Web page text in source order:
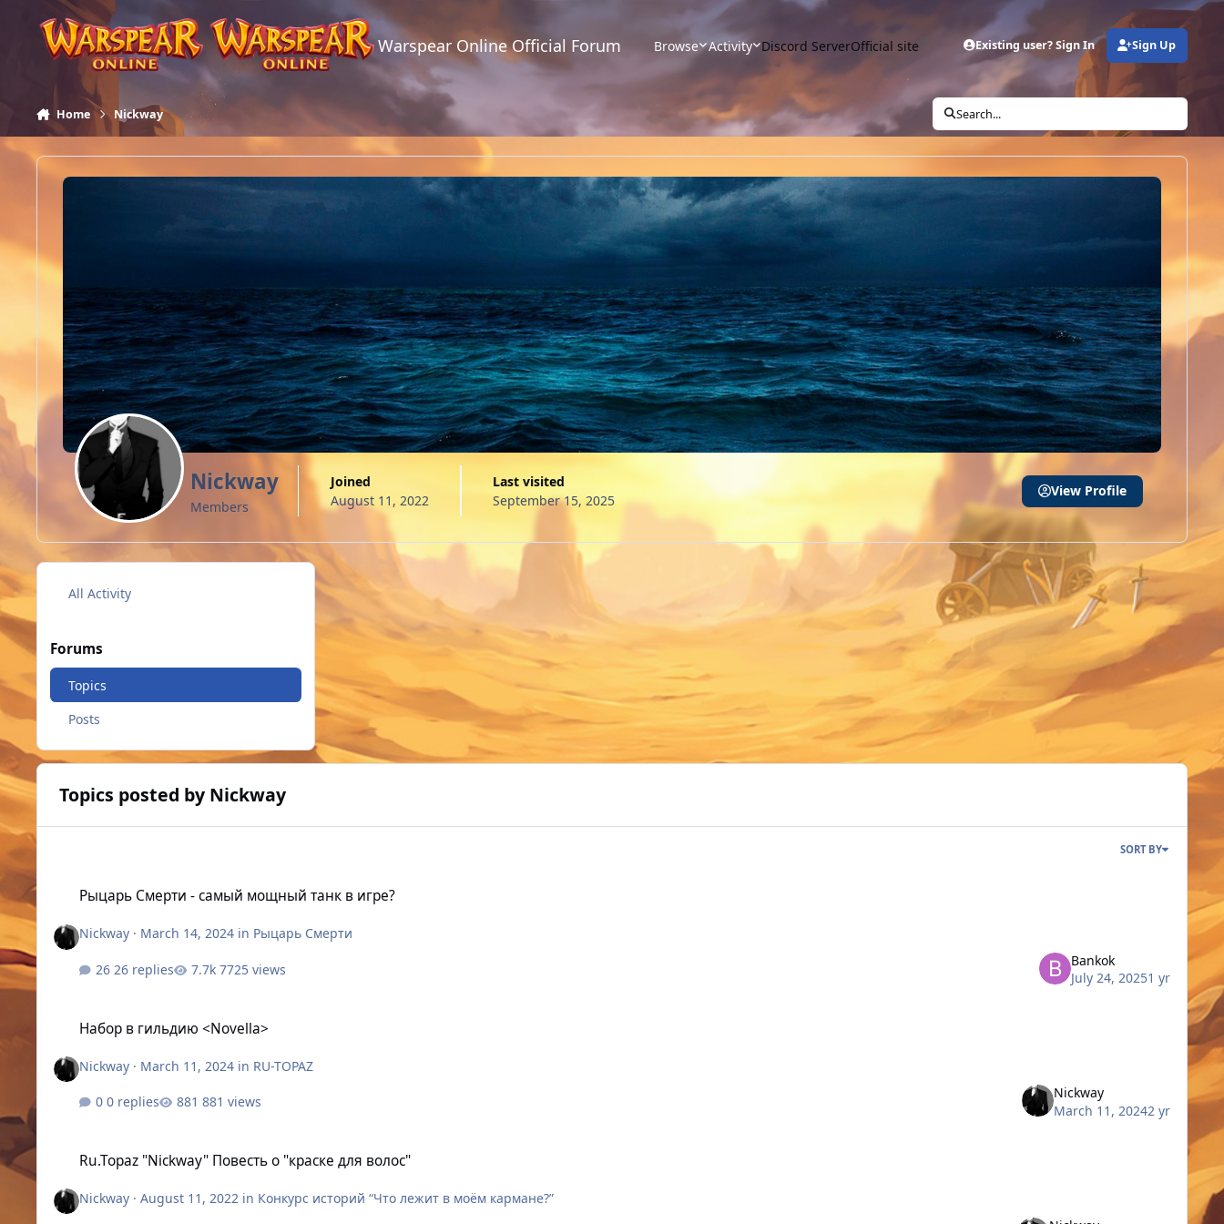
Skip to content
Warspear Online Official Forum Browse Activity Discord ServerOfficial site Existing user? Sign In Sign Up
Home Nickway Search...
Nickway
Members
Joined
August 11, 2022
Last visited
September 15, 2025
View Profile
All Activity
Forums
Topics
Posts
Topics posted by Nickway
SORT BY
Рыцарь Смерти - самый мощный танк в игре?
Nickway · March 14, 2024 in Рыцарь Смерти
26 replies 7725 views
Bankok
July 24, 20251 yr
Набор в гильдию <Novella>
Nickway · March 11, 2024 in RU-TOPAZ
0 replies 881 views
Nickway
March 11, 20242 yr
Ru.Topaz "Nickway" Повесть о "краске для волос"
Nickway ·August 11, 2022 in Конкурс историй “Что лежит в моём кармане?”